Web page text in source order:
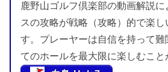
鹿野山ゴルフ倶楽部の動画解説
スの攻略が戦略（攻略）的で楽し
す。プレーヤーは自信を持って
てのホールを最大限に楽しむこと